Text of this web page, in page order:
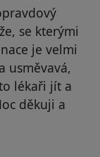
se kterými
je velmi
usměvavá,
lékaři jít a
děkuji a